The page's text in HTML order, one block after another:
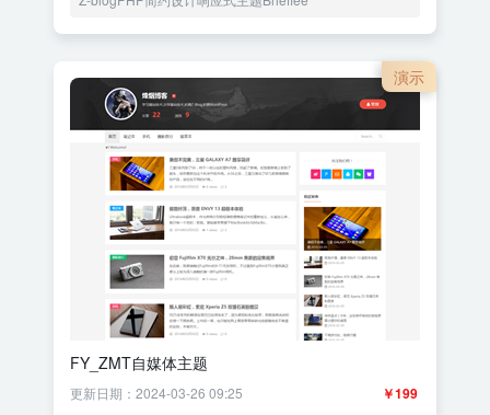
演示
FY_ZMT自媒体主题
￥199
更新日期：2024-03-26 09:25